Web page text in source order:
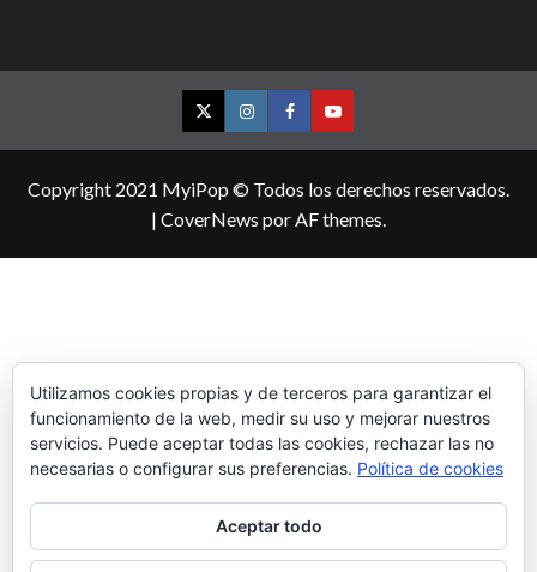
TwitterInstagramFacebookYouTube
Copyright 2021 MyiPop © Todos los derechos reservados.
| CoverNews por AF themes.
Utilizamos cookies propias y de terceros para garantizar el
funcionamiento de la web, medir su uso y mejorar nuestros
servicios. Puede aceptar todas las cookies, rechazar las no
necesarias o configurar sus preferencias. Política de cookies
Aceptar todo